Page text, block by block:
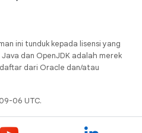
ini tunduk kepada lisensi yang
Java dan OpenJDK adalah merek
dari Oracle dan/atau
06 UTC.